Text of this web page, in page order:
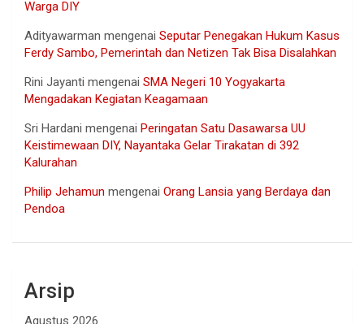
Warga DIY
Adityawarman mengenai Seputar Penegakan Hukum Kasus
Ferdy Sambo, Pemerintah dan Netizen Tak Bisa Disalahkan
Rini Jayanti mengenai SMA Negeri 10 Yogyakarta
Mengadakan Kegiatan Keagamaan
Sri Hardani mengenai Peringatan Satu Dasawarsa UU
Keistimewaan DIY, Nayantaka Gelar Tirakatan di 392
Kalurahan
Philip Jehamun mengenai Orang Lansia yang Berdaya dan
Pendoa
Arsip
Agustus 2026